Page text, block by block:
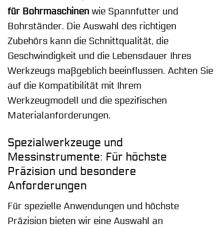
für Bohrmaschinen wie Spannfutter und
Bohrständer. Die Auswahl des richtigen
Zubehörs kann die Schnittqualität, die
Geschwindigkeit und die Lebensdauer Ihres
Werkzeugs maßgeblich beeinflussen. Achten Sie
auf die Kompatibilität mit Ihrem
Werkzeugmodell und die spezifischen
Materialanforderungen.
Spezialwerkzeuge und
Messinstrumente: Für höchste
Präzision und besondere
Anforderungen
Für spezielle Anwendungen und höchste
Präzision bieten wir eine Auswahl an